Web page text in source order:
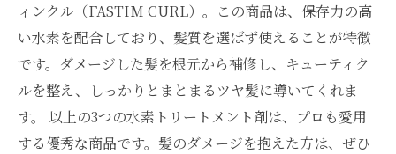
ィンクル（FASTIM CURL）。この商品は、保存力の高
い水素を配合しており、髪質を選ばず使えることが特徴
です。ダメージした髪を根元から補修し、キューティク
ルを整え、しっかりとまとまるツヤ髪に導いてくれま
す。 以上の3つの水素トリートメント剤は、プロも愛用
する優秀な商品です。髪のダメージを抱えた方は、ぜひ